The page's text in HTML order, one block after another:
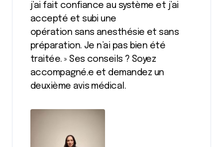
j’ai fait confiance au système et j’ai
accepté et subi une
opération sans anesthésie et sans
préparation. Je n’ai pas bien été
traitée. » Ses conseils ? Soyez
accompagné.e et demandez un
deuxième avis médical.